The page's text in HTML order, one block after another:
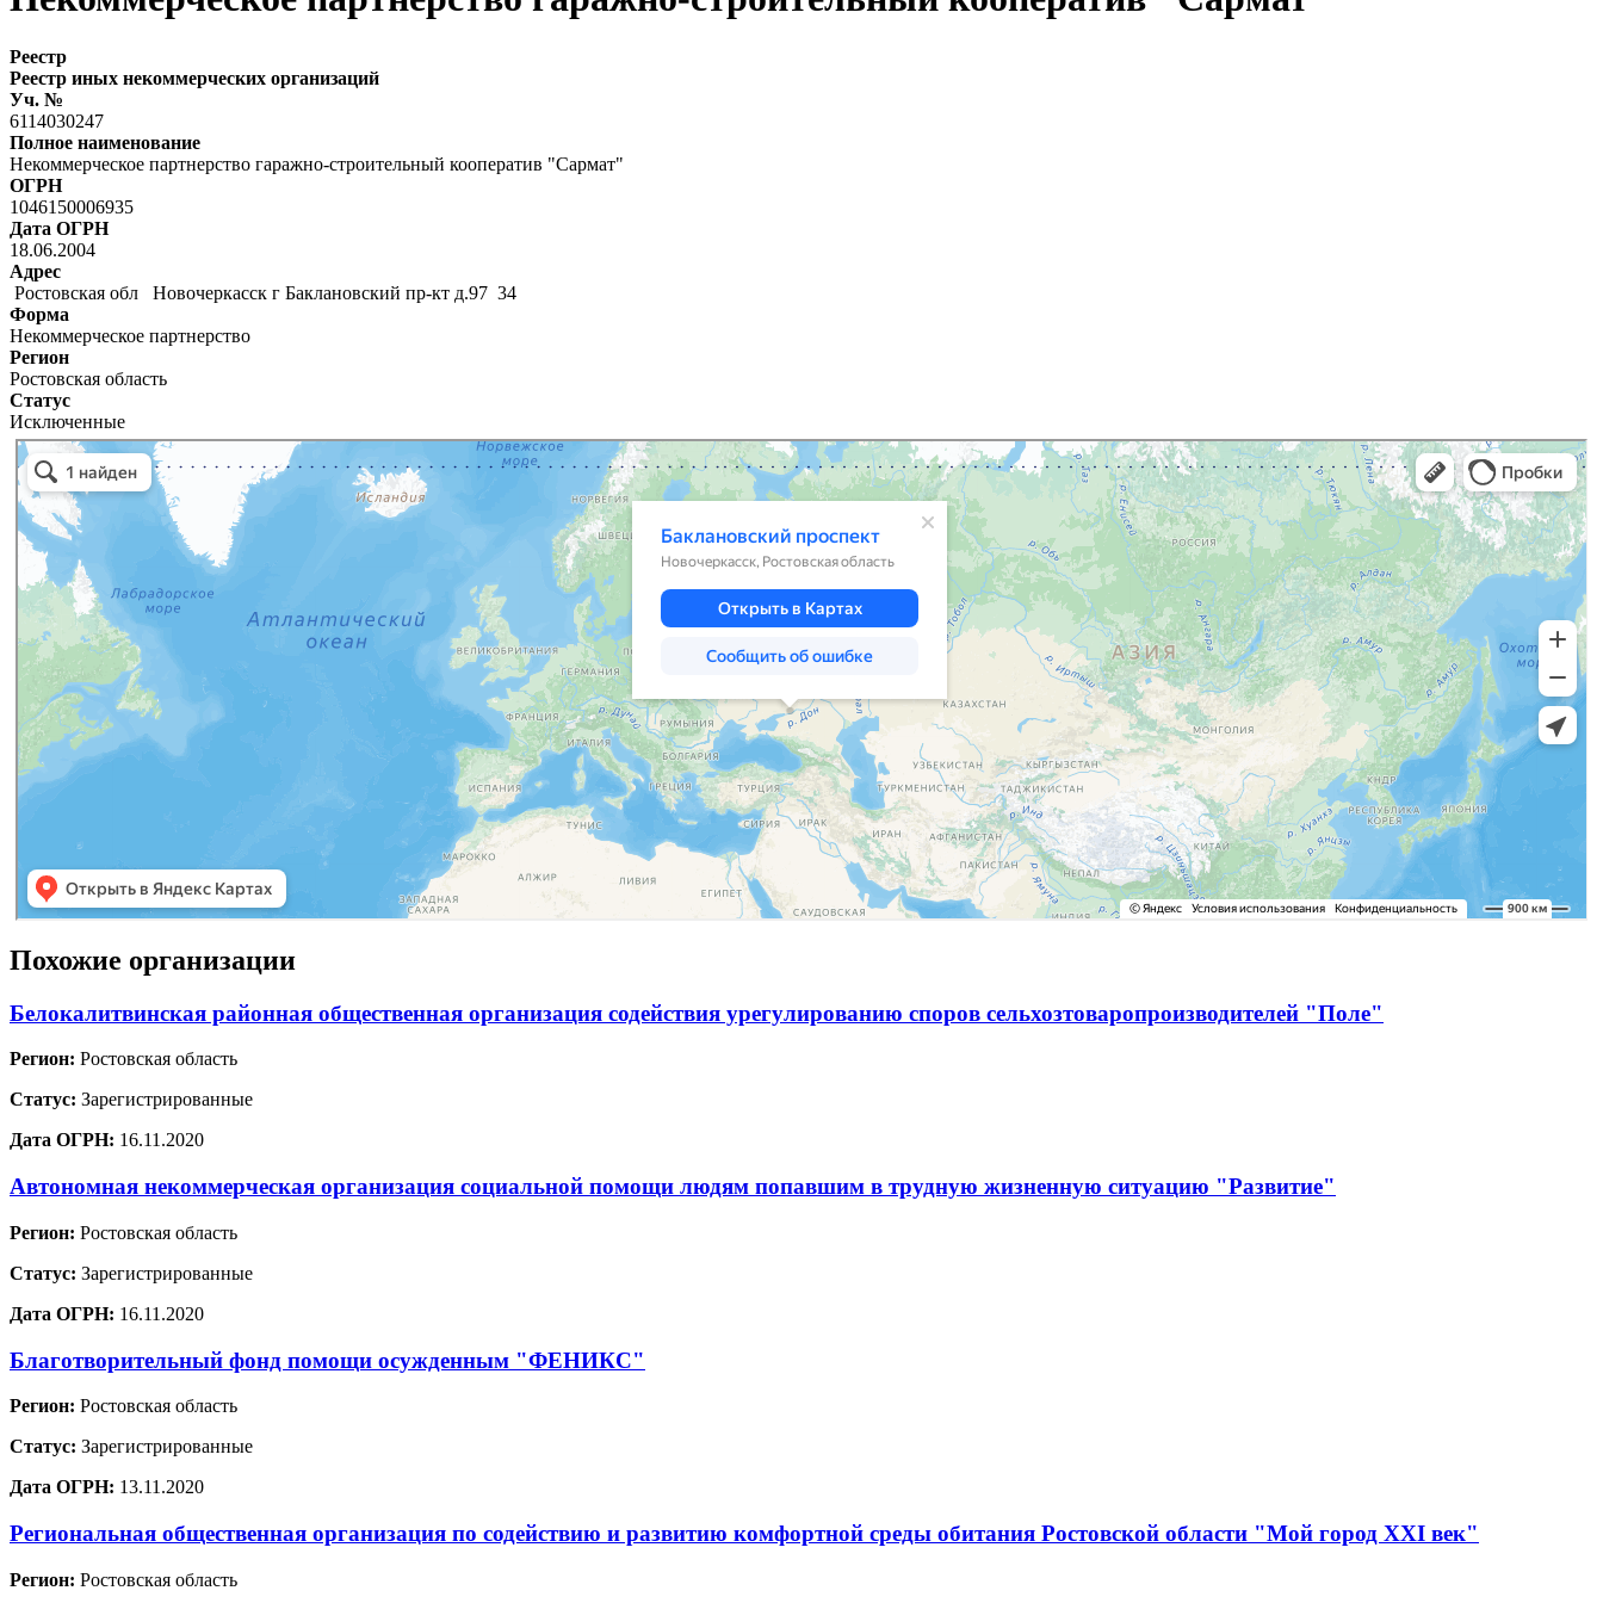
Реестр
Реестр иных некоммерческих организаций
Уч. №
6114030247
Полное наименование
Некоммерческое партнерство гаражно-строительный кооператив "Сармат"
ОГРН
1046150006935
Дата ОГРН
18.06.2004
Адрес
Ростовская обл Новочеркасск г Баклановский пр-кт д.97 34
Форма
Некоммерческое партнерство
Регион
Ростовская область
Статус
Исключенные
Похожие организации
Белокалитвинская районная общественная организация содействия урегулированию споров сельхозтоваропроизводителей "Поле"
Регион: Ростовская область
Статус: Зарегистрированные
Дата ОГРН: 16.11.2020
Автономная некоммерческая организация социальной помощи людям попавшим в трудную жизненную ситуацию "Развитие"
Регион: Ростовская область
Статус: Зарегистрированные
Дата ОГРН: 16.11.2020
Благотворительный фонд помощи осужденным "ФЕНИКС"
Регион: Ростовская область
Статус: Зарегистрированные
Дата ОГРН: 13.11.2020
Региональная общественная организация по содействию и развитию комфортной среды обитания Ростовской области "Мой город XXI век"
Регион: Ростовская область